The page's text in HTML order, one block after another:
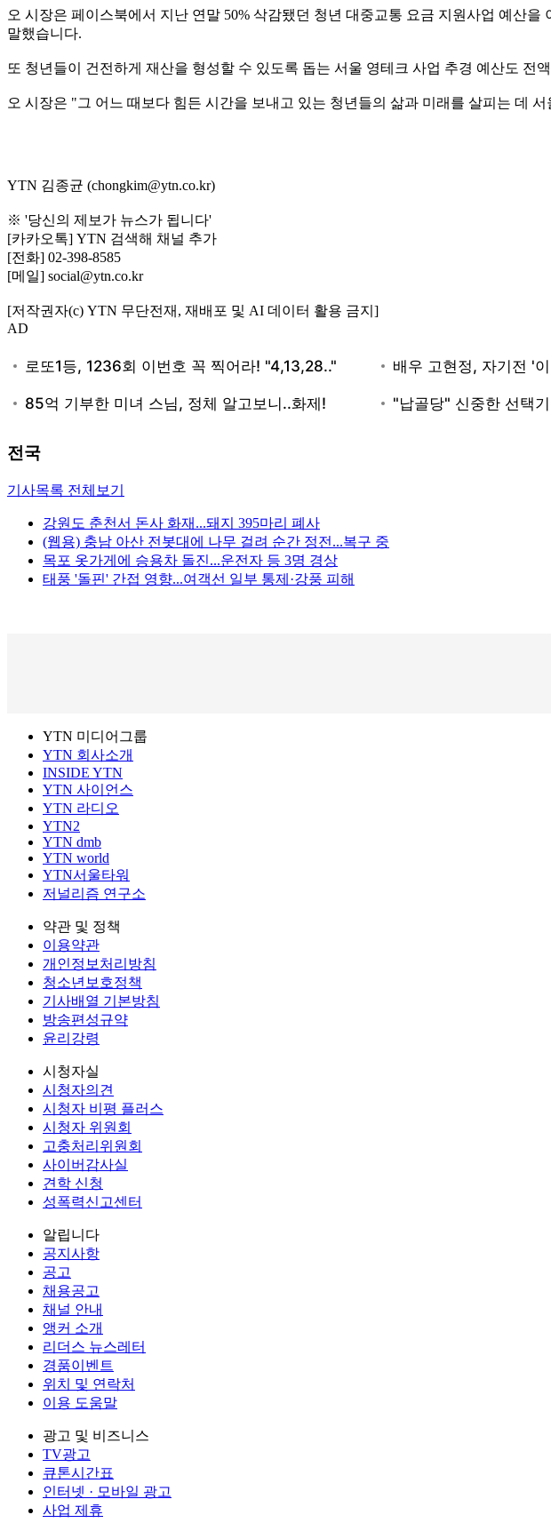
오 시장은 페이스북에서 지난 연말 50% 삭감됐던 청년 대중교통 요금 지원사업 예산
말했습니다.
또 청년들이 건전하게 재산을 형성할 수 있도록 돕는 서울 영테크 사업 추경 예산도 전
오 시장은 "그 어느 때보다 힘든 시간을 보내고 있는 청년들의 삶과 미래를 살피는 데
YTN 김종균 (chongkim@ytn.co.kr)
※ '당신의 제보가 뉴스가 됩니다'
[카카오톡] YTN 검색해 채널 추가
[전화] 02-398-8585
[메일] social@ytn.co.kr
[저작권자(c) YTN 무단전재, 재배포 및 AI 데이터 활용 금지]
AD
전국
기사목록 전체보기
강원도 춘천서 돈사 화재...돼지 395마리 폐사
(웹용) 충남 아산 전봇대에 나무 걸려 순간 정전...복구 중
목포 옷가게에 승용차 돌진...운전자 등 3명 경상
태풍 '돌핀' 간접 영향...여객선 일부 통제·강풍 피해
YTN 미디어그룹
YTN 회사소개
INSIDE YTN
YTN 사이언스
YTN 라디오
YTN2
YTN dmb
YTN world
YTN서울타워
저널리즘 연구소
약관 및 정책
이용약관
개인정보처리방침
청소년보호정책
기사배열 기본방침
방송편성규약
윤리강령
시청자실
시청자의견
시청자 비평 플러스
시청자 위원회
고충처리위원회
사이버감사실
견학 신청
성폭력신고센터
알립니다
공지사항
공고
채용공고
채널 안내
앵커 소개
리더스 뉴스레터
경품이벤트
위치 및 연락처
이용 도움말
광고 및 비즈니스
TV광고
큐톤시간표
인터넷 · 모바일 광고
사업 제휴